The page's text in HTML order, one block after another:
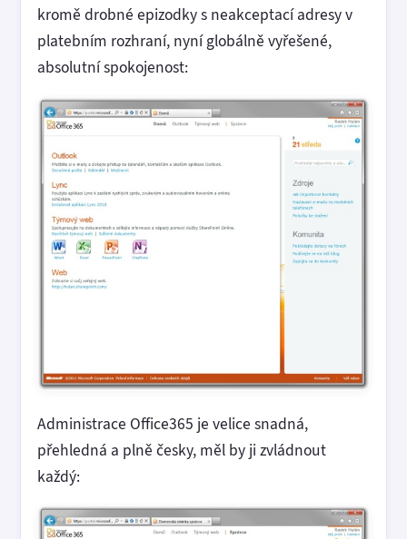
kromě drobné epizodky s neakceptací adresy v
platebním rozhraní, nyní globálně vyřešené,
absolutní spokojenost:
Administrace Office365 je velice snadná,
přehledná a plně česky, měl by ji zvládnout
každý: